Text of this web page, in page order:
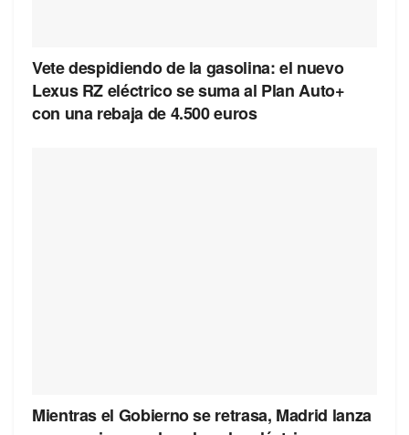
Vete despidiendo de la gasolina: el nuevo
Lexus RZ eléctrico se suma al Plan Auto+
con una rebaja de 4.500 euros
Mientras el Gobierno se retrasa, Madrid lanza